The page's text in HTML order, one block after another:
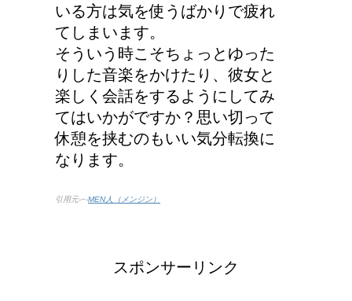
いる方は気を使うばかりで疲れ
てしまいます。
そういう時こそちょっとゆった
りした音楽をかけたり、彼女と
楽しく会話をするようにしてみ
てはいかがですか？思い切って
休憩を挟むのもいい気分転換に
なります。
引用元-−-MEN人（メンジン）
スポンサーリンク